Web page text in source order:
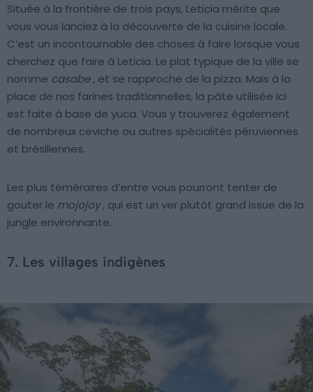
Située à la frontière de trois pays, Leticia mérite que
vous vous lanciez à la découverte de la cuisine locale.
C’est un incontournable des choses à faire lorsque vous
cherchez que faire à Leticia. Le plat typique de la ville se
nomme casabe, et se rapproche de la pizza. Mais à la
place de nos farines traditionnelles, la pâte utilisée ici
est faite à base de yuca. Vous y trouverez également
de nombreux ceviche ou autres spécialités péruviennes
et brésiliennes.
Les plus téméraires d’entre vous pourront tenter de
gouter le mojojoy, qui est un ver plutôt grand issue de la
jungle environnante.
7. Les villages indigènes